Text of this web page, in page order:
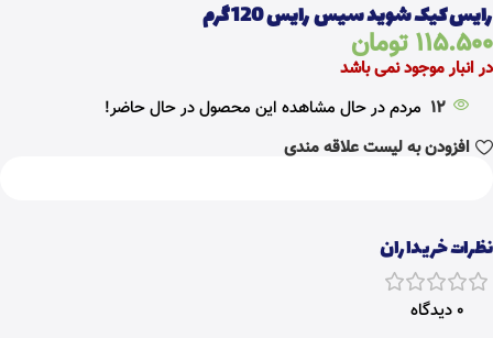
رایس کیک شوید سیس رایس 120 گرم
115.500تومان
در انبار موجود نمی باشد
12 مردم در حال مشاهده این محصول در حال حاضر!
افزودن به لیست علاقه مندی
نظرات خریداران
0 دیدگاه